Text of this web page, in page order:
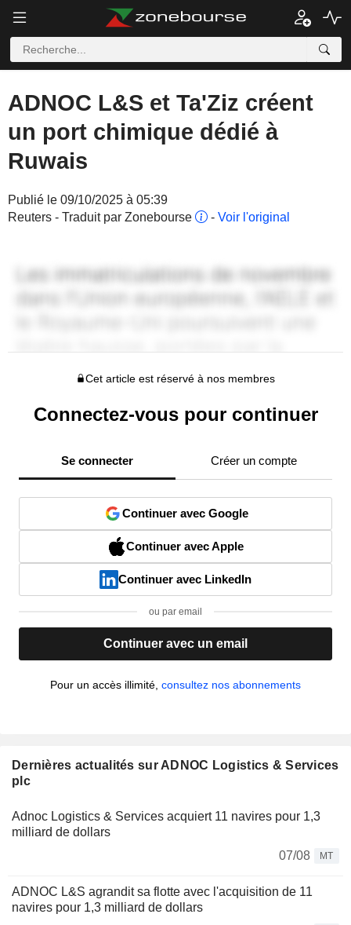
ADNOC L&S et Ta'Ziz créent
un port chimique dédié à
Ruwais
Publié le 09/10/2025 à 05:39
Reuters - Traduit par Zonebourse
- Voir l'original
Cet article est réservé à nos membres
Connectez-vous pour continuer
Se connecter Créer un compte
Continuer avec Google
Continuer avec Apple
Continuer avec LinkedIn
ou par email
Continuer avec un email
Pour un accès illimité, consultez nos abonnements
Dernières actualités sur ADNOC Logistics & Services
plc
Adnoc Logistics & Services acquiert 11 navires pour 1,3
milliard de dollars
07/08
MT
ADNOC L&S agrandit sa flotte avec l'acquisition de 11
navires pour 1,3 milliard de dollars